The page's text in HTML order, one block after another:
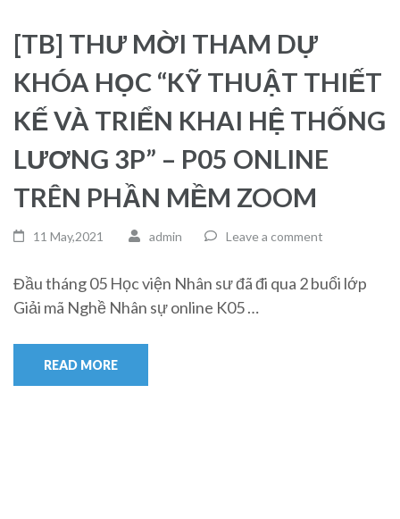
[TB] THƯ MỜI THAM DỰ
KHÓA HỌC “KỸ THUẬT THIẾT
KẾ VÀ TRIỂN KHAI HỆ THỐNG
LƯƠNG 3P” – P05 ONLINE
TRÊN PHẦN MỀM ZOOM
11 May,2021 admin Leave a comment
Đầu tháng 05 Học viện Nhân sư đã đi qua 2 buổi lớp
Giải mã Nghề Nhân sự online K05 …
READ MORE